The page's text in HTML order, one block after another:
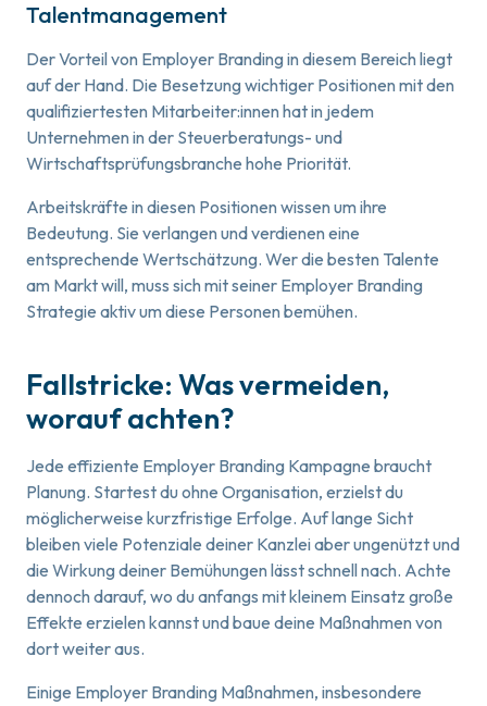
Talentmanagement
Der Vorteil von Employer Branding in diesem Bereich liegt
auf der Hand. Die Besetzung wichtiger Positionen mit den
qualifiziertesten Mitarbeiter:innen hat in jedem
Unternehmen in der Steuerberatungs- und
Wirtschaftsprüfungsbranche hohe Priorität.
Arbeitskräfte in diesen Positionen wissen um ihre
Bedeutung. Sie verlangen und verdienen eine
entsprechende Wertschätzung. Wer die besten Talente
am Markt will, muss sich mit seiner Employer Branding
Strategie aktiv um diese Personen bemühen.
Fallstricke: Was vermeiden,
worauf achten?
Jede effiziente Employer Branding Kampagne braucht
Planung. Startest du ohne Organisation, erzielst du
möglicherweise kurzfristige Erfolge. Auf lange Sicht
bleiben viele Potenziale deiner Kanzlei aber ungenützt und
die Wirkung deiner Bemühungen lässt schnell nach. Achte
dennoch darauf, wo du anfangs mit kleinem Einsatz große
Effekte erzielen kannst und baue deine Maßnahmen von
dort weiter aus.
Einige Employer Branding Maßnahmen, insbesondere